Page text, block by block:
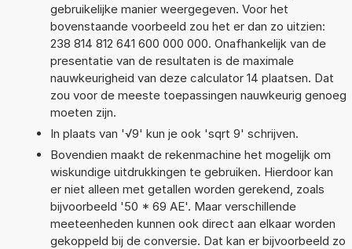
gebruikelijke manier weergegeven. Voor het
bovenstaande voorbeeld zou het er dan zo uitzien:
238 814 812 641 600 000 000. Onafhankelijk van de
presentatie van de resultaten is de maximale
nauwkeurigheid van deze calculator 14 plaatsen. Dat
zou voor de meeste toepassingen nauwkeurig genoeg
moeten zijn.
In plaats van '√9' kun je ook 'sqrt 9' schrijven.
Bovendien maakt de rekenmachine het mogelijk om
wiskundige uitdrukkingen te gebruiken. Hierdoor kan
er niet alleen met getallen worden gerekend, zoals
bijvoorbeeld '50 * 69 AE'. Maar verschillende
meeteenheden kunnen ook direct aan elkaar worden
gekoppeld bij de conversie. Dat kan er bijvoorbeeld zo